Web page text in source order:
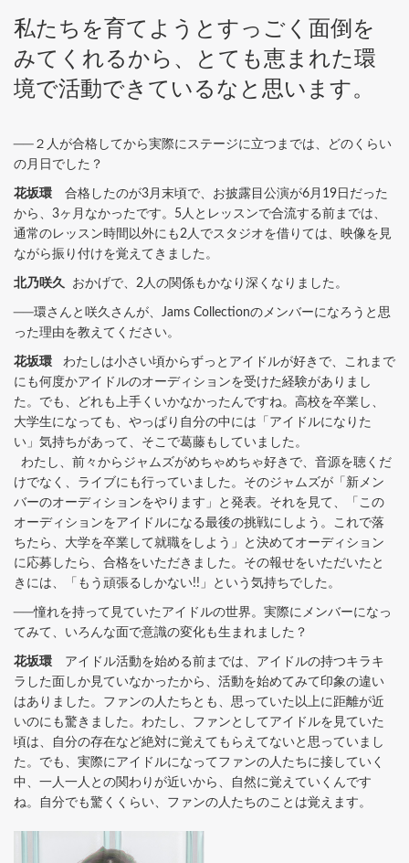
私たちを育てようとすっごく面倒を
みてくれるから、とても恵まれた環
境で活動できているなと思います。
──２人が合格してから実際にステージに立つまでは、どのくらい
の月日でした？
花坂環 合格したのが3月末頃で、お披露目公演が6月19日だった
から、3ヶ月なかったです。5人とレッスンで合流する前までは、
通常のレッスン時間以外にも2人でスタジオを借りては、映像を見
ながら振り付けを覚えてきました。
北乃咲久 おかげで、2人の関係もかなり深くなりました。
──環さんと咲久さんが、Jams Collectionのメンバーになろうと思
った理由を教えてください。
花坂環 わたしは小さい頃からずっとアイドルが好きで、これまで
にも何度かアイドルのオーディションを受けた経験がありまし
た。でも、どれも上手くいかなかったんですね。高校を卒業し、
大学生になっても、やっぱり自分の中には「アイドルになりた
い」気持ちがあって、そこで葛藤もしていました。
わたし、前々からジャムズがめちゃめちゃ好きで、音源を聴くだ
けでなく、ライブにも行っていました。そのジャムズが「新メン
バーのオーディションをやります」と発表。それを見て、「この
オーディションをアイドルになる最後の挑戦にしよう。これで落
ちたら、大学を卒業して就職をしよう」と決めてオーディション
に応募したら、合格をいただきました。その報せをいただいたと
きには、「もう頑張るしかない!!」という気持ちでした。
──憧れを持って見ていたアイドルの世界。実際にメンバーになっ
てみて、いろんな面で意識の変化も生まれました？
花坂環 アイドル活動を始める前までは、アイドルの持つキラキ
ラした面しか見ていなかったから、活動を始めてみて印象の違い
はありました。ファンの人たちとも、思っていた以上に距離が近
いのにも驚きました。わたし、ファンとしてアイドルを見ていた
頃は、自分の存在など絶対に覚えてもらえてないと思っていまし
た。でも、実際にアイドルになってファンの人たちに接していく
中、一人一人との関わりが近いから、自然に覚えていくんです
ね。自分でも驚くくらい、ファンの人たちのことは覚えます。